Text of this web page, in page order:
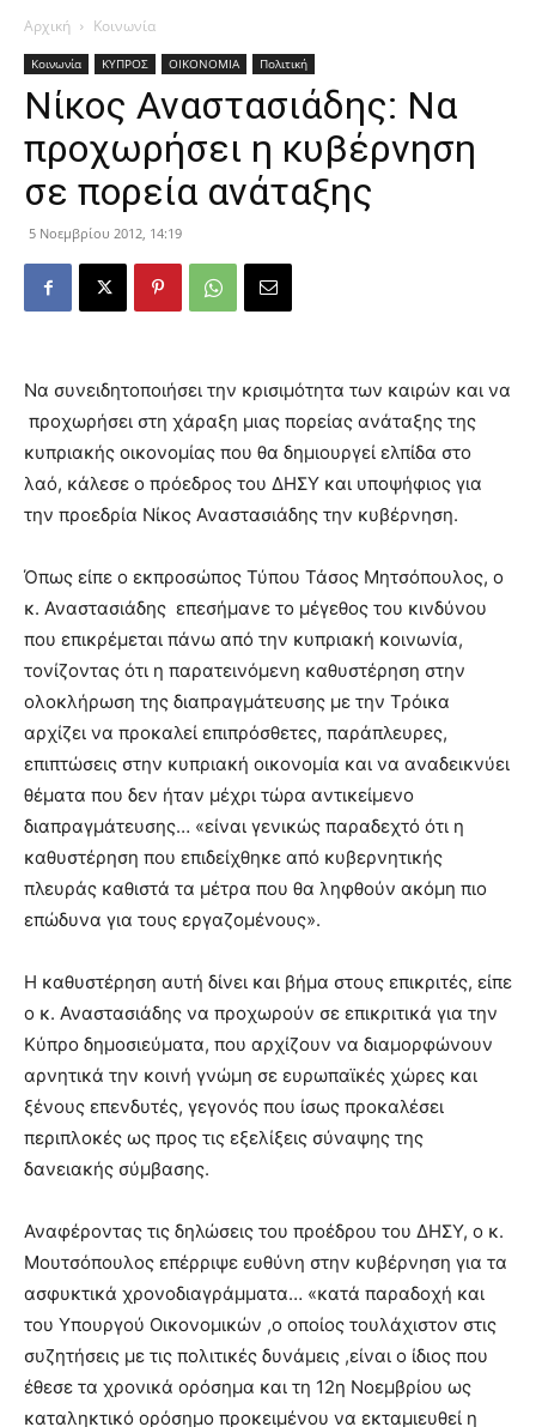
Αρχική Κοινωνία
Κοινωνία ΚΥΠΡΟΣ ΟΙΚΟΝΟΜΙΑ Πολιτική
Νίκος Αναστασιάδης: Να
προχωρήσει η κυβέρνηση
σε πορεία ανάταξης
5 Νοεμβρίου 2012, 14:19
Να συνειδητοποιήσει την κρισιμότητα των καιρών και να
προχωρήσει στη χάραξη μιας πορείας ανάταξης της
κυπριακής οικονομίας που θα δημιουργεί ελπίδα στο
λαό, κάλεσε ο πρόεδρος του ΔΗΣΥ και υποψήφιος για
την προεδρία Νίκος Αναστασιάδης την κυβέρνηση.
Όπως είπε ο εκπροσώπος Τύπου Τάσος Μητσόπουλος, ο
κ. Αναστασιάδης επεσήμανε το μέγεθος του κινδύνου
που επικρέμεται πάνω από την κυπριακή κοινωνία,
τονίζοντας ότι η παρατεινόμενη καθυστέρηση στην
ολοκλήρωση της διαπραγμάτευσης με την Τρόικα
αρχίζει να προκαλεί επιπρόσθετες, παράπλευρες,
επιπτώσεις στην κυπριακή οικονομία και να αναδεικνύει
θέματα που δεν ήταν μέχρι τώρα αντικείμενο
διαπραγμάτευσης… «είναι γενικώς παραδεχτό ότι η
καθυστέρηση που επιδείχθηκε από κυβερνητικής
πλευράς καθιστά τα μέτρα που θα ληφθούν ακόμη πιο
επώδυνα για τους εργαζομένους».
Η καθυστέρηση αυτή δίνει και βήμα στους επικριτές, είπε
ο κ. Αναστασιάδης να προχωρούν σε επικριτικά για την
Κύπρο δημοσιεύματα, που αρχίζουν να διαμορφώνουν
αρνητικά την κοινή γνώμη σε ευρωπαϊκές χώρες και
ξένους επενδυτές, γεγονός που ίσως προκαλέσει
περιπλοκές ως προς τις εξελίξεις σύναψης της
δανειακής σύμβασης.
Αναφέροντας τις δηλώσεις του προέδρου του ΔΗΣΥ, ο κ.
Μουτσόπουλος επέρριψε ευθύνη στην κυβέρνηση για τα
ασφυκτικά χρονοδιαγράμματα… «κατά παραδοχή και
του Υπουργού Οικονομικών ,ο οποίος τουλάχιστον στις
συζητήσεις με τις πολιτικές δυνάμεις ,είναι ο ίδιος που
έθεσε τα χρονικά ορόσημα και τη 12η Νοεμβρίου ως
καταληκτικό ορόσημο προκειμένου να εκταμιευθεί η